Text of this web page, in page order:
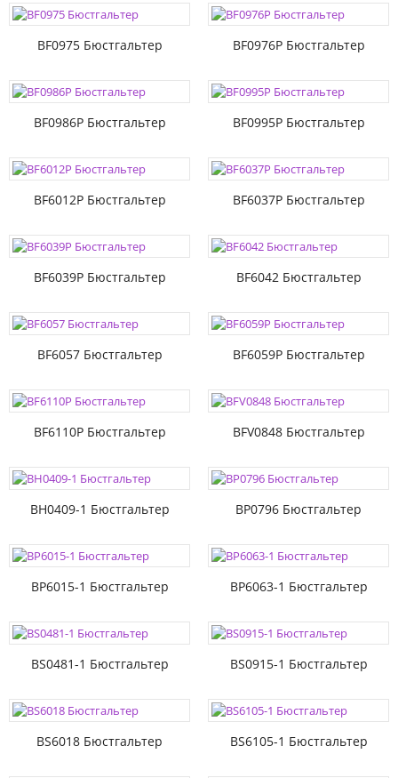
BF0975 Бюстгальтер BF0976P Бюстгальтер
BF0986P Бюстгальтер BF0995P Бюстгальтер
BF6012P Бюстгальтер BF6037P Бюстгальтер
BF6039P Бюстгальтер BF6042 Бюстгальтер
BF6057 Бюстгальтер BF6059P Бюстгальтер
BF6110P Бюстгальтер BFV0848 Бюстгальтер
BH0409-1 Бюстгальтер BP0796 Бюстгальтер
BP6015-1 Бюстгальтер BP6063-1 Бюстгальтер
BS0481-1 Бюстгальтер BS0915-1 Бюстгальтер
BS6018 Бюстгальтер BS6105-1 Бюстгальтер